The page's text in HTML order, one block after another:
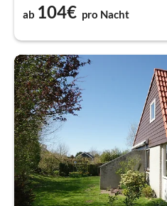
ab 104€ pro Nacht